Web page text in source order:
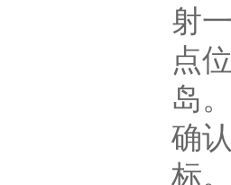
射
点
岛
确
标